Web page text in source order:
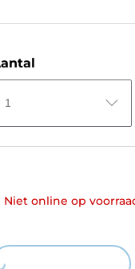
1
Niet online op